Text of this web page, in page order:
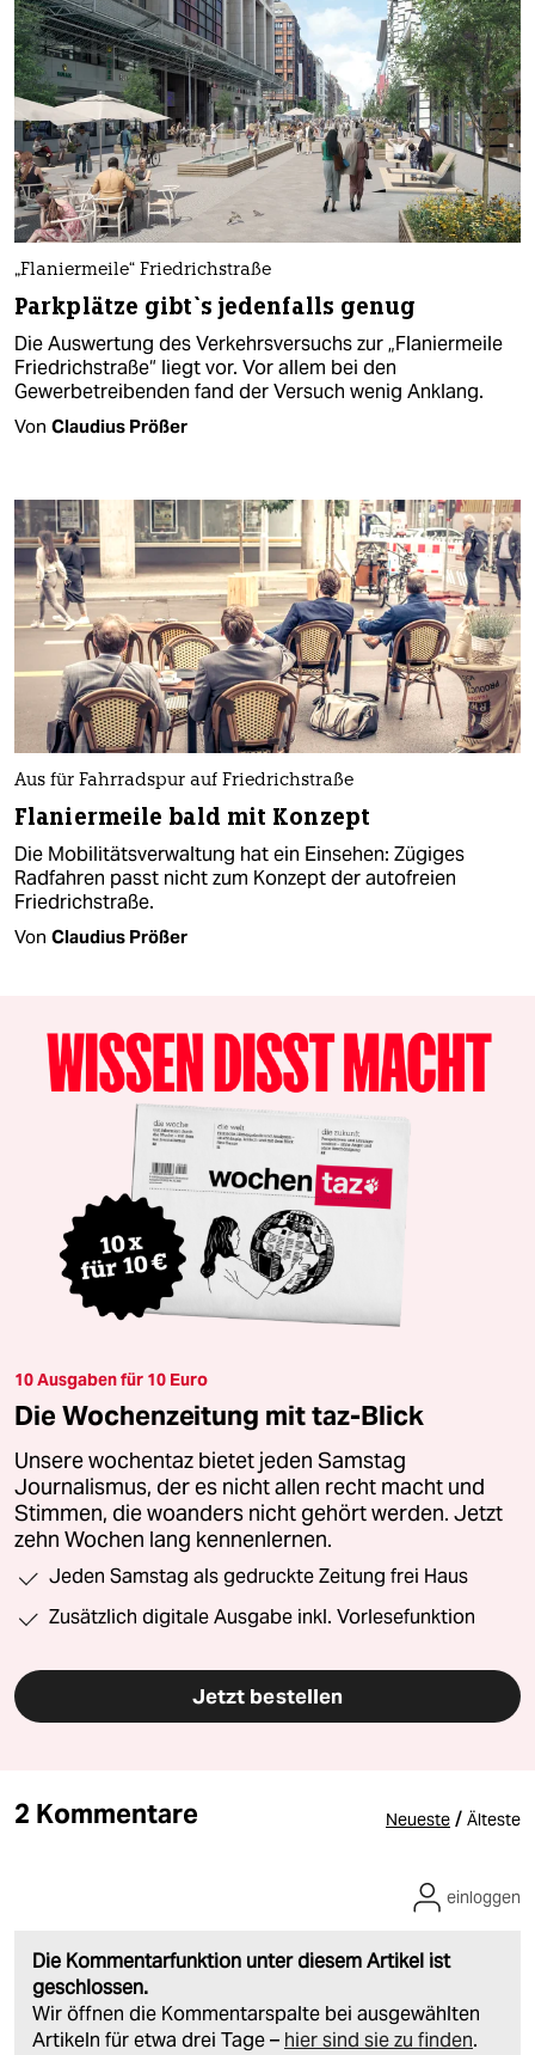
„Flaniermeile“ Friedrichstraße
Parkplätze gibt`s jedenfalls genug
Die Auswertung des Verkehrsversuchs zur „Flaniermeile
Friedrichstraße“ liegt vor. Vor allem bei den
Gewerbetreibenden fand der Versuch wenig Anklang.
Von Claudius Prößer
Aus für Fahrradspur auf Friedrichstraße
Flaniermeile bald mit Konzept
Die Mobilitätsverwaltung hat ein Einsehen: Zügiges
Radfahren passt nicht zum Konzept der autofreien
Friedrichstraße.
Von Claudius Prößer
10 Ausgaben für 10 Euro
Die Wochenzeitung mit taz-Blick
Unsere wochentaz bietet jeden Samstag
Journalismus, der es nicht allen recht macht und
Stimmen, die woanders nicht gehört werden. Jetzt
zehn Wochen lang kennenlernen.
Jeden Samstag als gedruckte Zeitung frei Haus
Zusätzlich digitale Ausgabe inkl. Vorlesefunktion
Jetzt bestellen
2 Kommentare Neueste / Älteste
Die Kommentarfunktion unter diesem Artikel ist
geschlossen.
Wir öffnen die Kommentarspalte bei ausgewählten
Artikeln für etwa drei Tage – hier sind sie zu finden.
einloggen